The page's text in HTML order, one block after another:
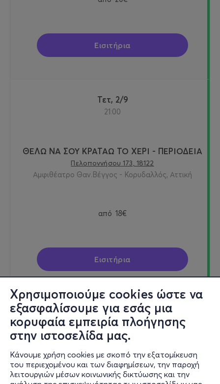
Χρησιμοποιούμε cookies ώστε να
εξασφαλίσουμε για εσάς μια
κορυφαία εμπειρία πλοήγησης
στην ιστοσελίδα μας.
Κάνουμε χρήση cookies με σκοπό την εξατομίκευση
του περιεχομένου και των διαφημίσεων, την παροχή
λειτουργιών μέσων κοινωνικής δικτύωσης και την
Εισιτήρια
Τετ, 2/9
21:00
ΘΕΛΩ ΝΑ ΣΟΥ ΚΡΑΤΑΩ ΤΟ ΧΕΡΙ - ΠΕΡΙΟΔΕΙΑ
Πελοποννήσου 173, 18122
Αμφιθέατρο Θαν.Βέγγος - Κορυδαλλός, Αττική
από 18€
Εισιτήρια
Δευ, 7/9
21:00
ΘΕΛΩ ΝΑ ΣΟΥ ΚΡΑΤΑΩ ΤΟ ΧΕΡΙ - ΠΕΡΙΟΔΕΙΑ
Παμπελοποννησιακό στάδιο, είσοδος από οδό Γιάννη